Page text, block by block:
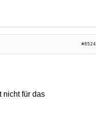
#8524
nicht für das